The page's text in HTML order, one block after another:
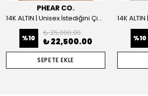
PHEAR CO.
14K ALTIN | Unisex İstediğini Çizdir Kolye
%10
₺ 25,000.00
₺ 22,500.00
SEPETE EKLE
%10